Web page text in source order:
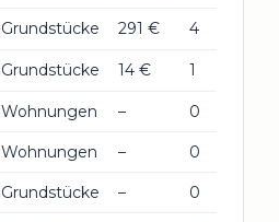
Grundstücke 291 € 4
Grundstücke 14 € 1
Wohnungen – 0
Wohnungen – 0
Grundstücke – 0